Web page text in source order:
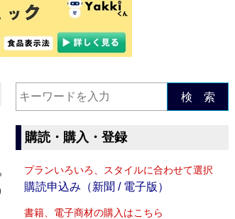
検 索
購読・購入・登録
プランいろいろ、スタイルに合わせて選択
購読申込み（新聞 / 電子版）
書籍、電子商材の購入はこちら